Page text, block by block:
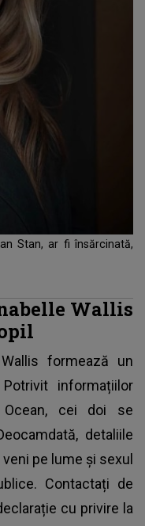
Stan, ar fi însărcinată,
Wallis
formează un
informațiilor
cei doi se
detaliile
pe lume și sexul
Contactați de
cu privire la